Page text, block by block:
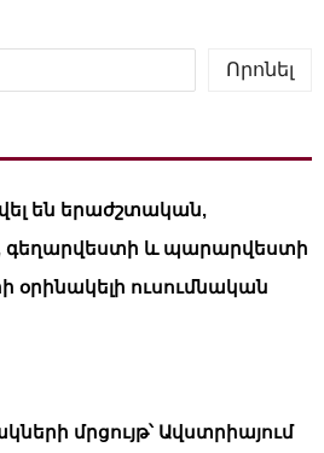
Որոնել
են երաժշտական,
գեղարվեստի և պարարվեստի
օրինակելի ուսումնական
մրցույթ՝ Ավստրիայում